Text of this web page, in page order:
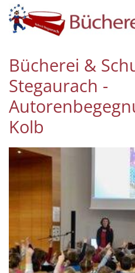
Zum Inhalt springen
Bücherei &
Stegaurach -
Kolb